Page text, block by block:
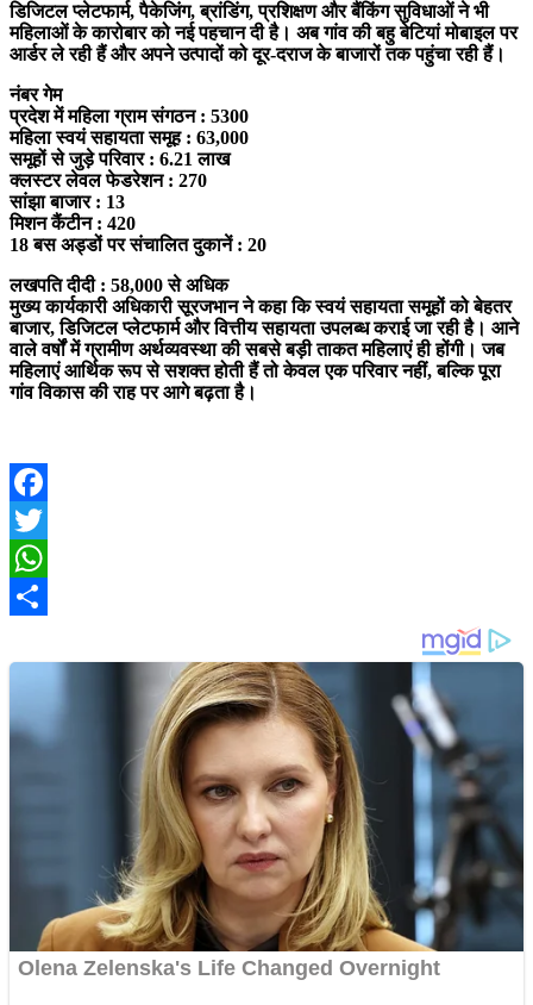
डिजिटल प्लेटफार्म, पैकेजिंग, ब्रांडिंग, प्रशिक्षण और बैंकिंग सुविधाओं ने भी
महिलाओं के कारोबार को नई पहचान दी है। अब गांव की बहु बेटियां मोबाइल पर
आर्डर ले रही हैं और अपने उत्पादों को दूर-दराज के बाजारों तक पहुंचा रही हैं।
नंबर गेम
प्रदेश में महिला ग्राम संगठन : 5300
महिला स्वयं सहायता समूह : 63,000
समूहों से जुड़े परिवार : 6.21 लाख
क्लस्टर लेवल फेडरेशन : 270
सांझा बाजार : 13
मिशन कैंटीन : 420
18 बस अड्डों पर संचालित दुकानें : 20
लखपति दीदी : 58,000 से अधिक
मुख्य कार्यकारी अधिकारी सूरजभान ने कहा कि स्वयं सहायता समूहों को बेहतर
बाजार, डिजिटल प्लेटफार्म और वित्तीय सहायता उपलब्ध कराई जा रही है। आने
वाले वर्षों में ग्रामीण अर्थव्यवस्था की सबसे बड़ी ताकत महिलाएं ही होंगी। जब
महिलाएं आर्थिक रूप से सशक्त होती हैं तो केवल एक परिवार नहीं, बल्कि पूरा
गांव विकास की राह पर आगे बढ़ता है।
Facebook
Twitter
WhatsApp